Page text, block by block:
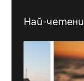
Най-четени